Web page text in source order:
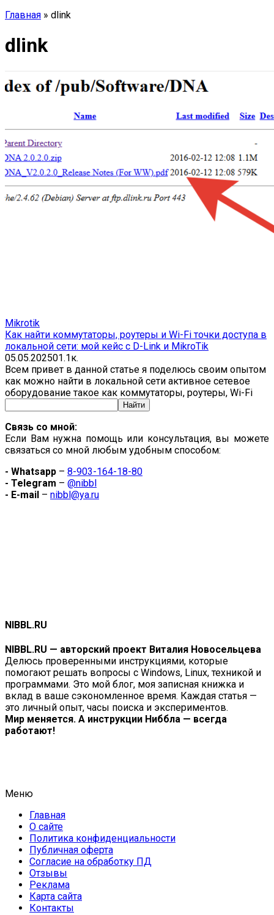
Главная » dlink
dlink
Mikrotik
Как найти коммутаторы, роутеры и Wi-Fi точки доступа в
локальной сети: мой кейс с D-Link и MikroTik
05.05.202501.1к.
Всем привет в данной статье я поделюсь своим опытом
как можно найти в локальной сети активное сетевое
оборудование такое как коммутаторы, роутеры, Wi-Fi
Связь со мной:
Если Вам нужна помощь или консультация, вы можете
связаться со мной любым удобным способом:
- Whatsapp – 8-903-164-18-80
- Telegram – @nibbl
- E-mail – nibbl@ya.ru
NIBBL.RU
NIBBL.RU — авторский проект Виталия Новосельцева
Делюсь проверенными инструкциями, которые
помогают решать вопросы с Windows, Linux, техникой и
программами. Это мой блог, моя записная книжка и
вклад в ваше сэкономленное время. Каждая статья —
это личный опыт, часы поиска и экспериментов.
Мир меняется. А инструкции Ниббла — всегда
работают!
Меню
Главная
О сайте
Политика конфиденциальности
Публичная оферта
Согласие на обработку ПД
Отзывы
Реклама
Карта сайта
Контакты